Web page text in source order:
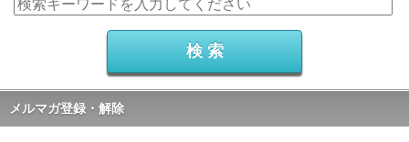
メルマガ登録・解除